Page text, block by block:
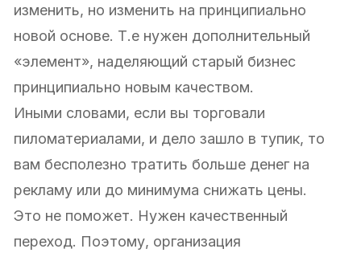
изменить, но изменить на принципиально
новой основе. Т.е нужен дополнительный
«элемент», наделяющий старый бизнес
принципиально новым качеством.
Иными словами, если вы торговали
пиломатериалами, и дело зашло в тупик, то
вам бесполезно тратить больше денег на
рекламу или до минимума снижать цены.
Это не поможет. Нужен качественный
переход. Поэтому, организация